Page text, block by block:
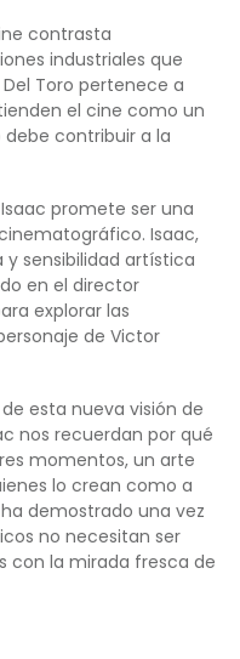
contrasta
industriales que
Toro pertenece a
el cine como un
contribuir a la
promete ser una
Isaac,
sensibilidad artística
en el director
explorar las
de Victor
esta nueva visión de
nos recuerdan por qué
momentos, un arte
lo crean como a
demostrado una vez
no necesitan ser
con la mirada fresca de